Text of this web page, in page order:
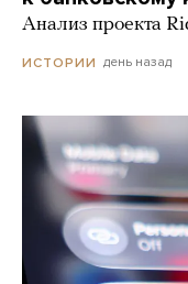
Анализ проекта
ИСТОРИИ день назад